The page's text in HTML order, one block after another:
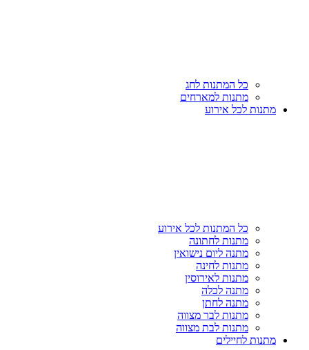
כל המתנות לחג
מתנות למארחים
מתנות לכל אירוע
כל המתנות לכל אירוע
מתנות לחתונה
מתנה ליום נישואין
מתנות לחינה
מתנות לאירוסין
מתנה לכלה
מתנה לחתן
מתנות לבר מצווה
מתנות לבת מצווה
מתנות לחיילים